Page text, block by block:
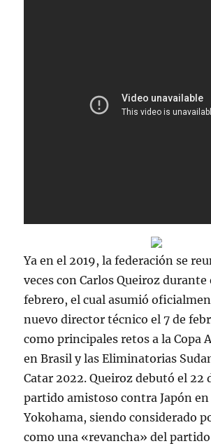
Ya en el 2019, la federación se
veces con Carlos Queiroz durante
febrero, el cual asumió
nuevo director técnico el 7 de
como principales retos a la Copa
en Brasil y las Eliminatorias
Catar 2022. Queiroz debutó el 22
partido amistoso contra Japón en
Yokohama, siendo considerado
como una «revancha» del